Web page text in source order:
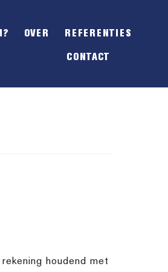
OVER REFERENTIES
CONTACT
houdend met